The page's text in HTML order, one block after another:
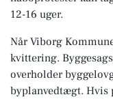
12-16 uger.
Når Viborg
kvittering.
overholder
byplanvedtægt. Hvis